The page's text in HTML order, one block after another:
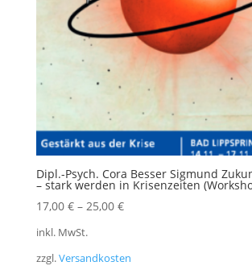
Dipl.-Psych. Cora Besser Sigmund
– stark werden in Krisenzeiten
17,00 €– 25,00 €
inkl. MwSt.
zzgl.Versandkosten